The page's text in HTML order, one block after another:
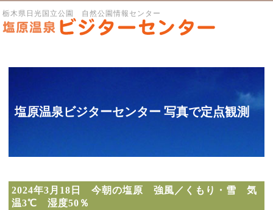
栃木県日光国立公園 自然公園情報センター
塩原温泉ビジターセンター 写真で定点観測
2024年3月18日 今朝の塩原 強風／くもり・雪 気
温3℃ 湿度50％